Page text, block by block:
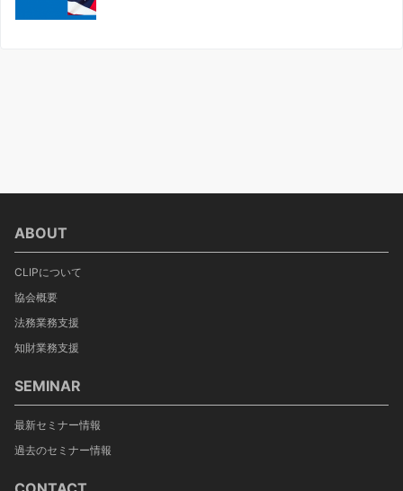
ABOUT
CLIPについて
協会概要
法務業務支援
知財業務支援
SEMINAR
最新セミナー情報
過去のセミナー情報